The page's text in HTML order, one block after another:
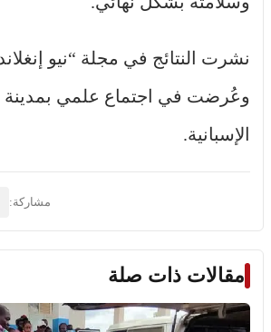
نشرت النتائج في مجلة “نيو
وعُرضت في اجتماع علمي بمدينة
الإسبانية.
مشاركة:
مقالات ذات صلة